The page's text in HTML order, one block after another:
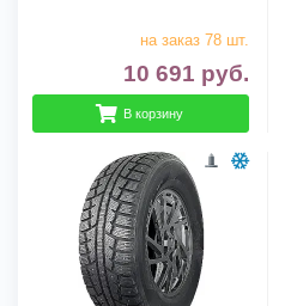
на заказ 78 шт.
10 691 руб.
В корзину